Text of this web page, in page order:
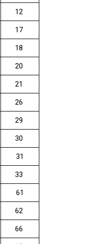
12
17
18
20
21
26
29
30
31
33
61
62
66